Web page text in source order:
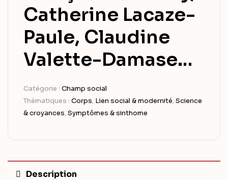
Catherine Lacaze-
Paule, Claudine
Valette-Damase…
Catégorie : Champ social
Thématiques : Corps, Lien social & modernité,Science
& croyances,Symptômes & sinthome
Description